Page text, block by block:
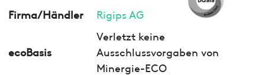
Firma/Händler
Rigips AG
ecoBasis
Verletzt keine
Ausschlussvorgaben von
Minergie-ECO